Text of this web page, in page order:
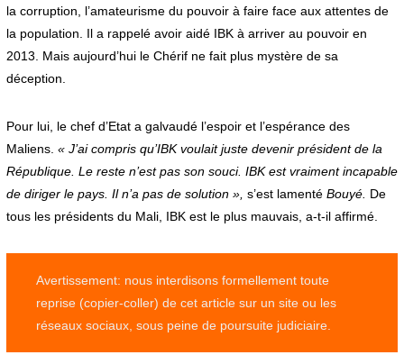
la corruption, l’amateurisme du pouvoir à faire face aux attentes de
la population. Il a rappelé avoir aidé IBK à arriver au pouvoir en
2013. Mais aujourd’hui le Chérif ne fait plus mystère de sa
déception.
Pour lui, le chef d’Etat a galvaudé l’espoir et l’espérance des
Maliens. « J’ai compris qu’IBK voulait juste devenir président de la
République. Le reste n’est pas son souci. IBK est vraiment incapable
de diriger le pays. Il n’a pas de solution », s’est lamenté Bouyé. De
tous les présidents du Mali, IBK est le plus mauvais, a-t-il affirmé.
Avertissement: nous interdisons formellement toute
reprise (copier-coller) de cet article sur un site ou les
réseaux sociaux, sous peine de poursuite judiciaire.